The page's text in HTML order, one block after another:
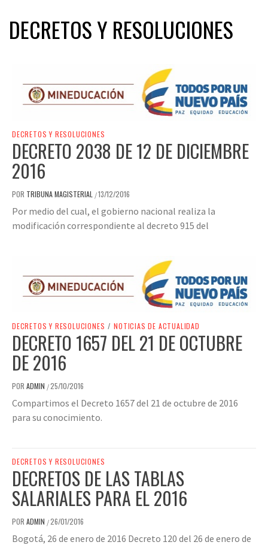
DECRETOS Y RESOLUCIONES
DECRETOS Y RESOLUCIONES
DECRETO 2038 DE 12 DE DICIEMBRE
2016
POR TRIBUNA MAGISTERIAL /13/12/2016
Por medio del cual, el gobierno nacional realiza la
modificación correspondiente al decreto 915 del
DECRETOS Y RESOLUCIONES / NOTICIAS DE ACTUALIDAD
DECRETO 1657 DEL 21 DE OCTUBRE
DE 2016
POR ADMIN /25/10/2016
Compartimos el Decreto 1657 del 21 de octubre de 2016
para su conocimiento.
DECRETOS Y RESOLUCIONES
DECRETOS DE LAS TABLAS
SALARIALES PARA EL 2016
POR ADMIN /26/01/2016
Bogotá, 26 de enero de 2016 Decreto 120 del 26 de enero de